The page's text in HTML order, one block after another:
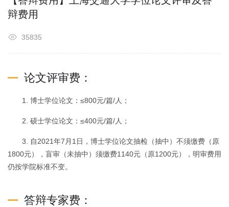
辩费用
35835
论文评审费：
1. 博士学位论文：≤800元/篇/人；
2. 硕士学位论文：≤400元/篇/人；
3. 自2021年7月1日，博士学位论文抽检（抽中）不须缴费（原
1800元），盲审（未抽中）须缴费1140元（原1200元），明审费用
仍按学院标准不变。
答辩专家费：